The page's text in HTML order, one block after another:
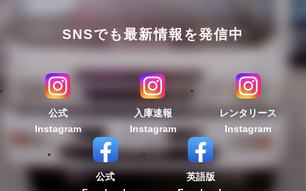
SNSでも最新情報を発信中
公式
Instagram
入庫速報
Instagram
レンタリース
Instagram
公式
英語版